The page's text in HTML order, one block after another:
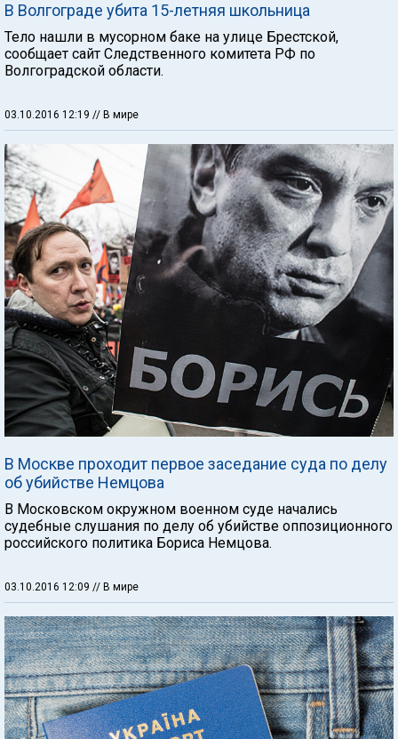
В Волгограде убита 15-летняя школьница
Тело нашли в мусорном баке на улице Брестской,
сообщает сайт Следственного комитета РФ по
Волгоградской области.
03.10.2016 12:19 // В мире
В Москве проходит первое заседание суда по делу
об убийстве Немцова
В Московском окружном военном суде начались
судебные слушания по делу об убийстве оппозиционного
российского политика Бориса Немцова.
03.10.2016 12:09 // В мире